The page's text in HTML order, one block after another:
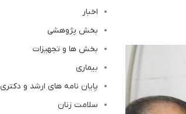
اخبار
بخش پژوهشی
بخش ها و تجهیزات
بیماری
پایان نامه های ارشد و دکتری
سلامت زنان